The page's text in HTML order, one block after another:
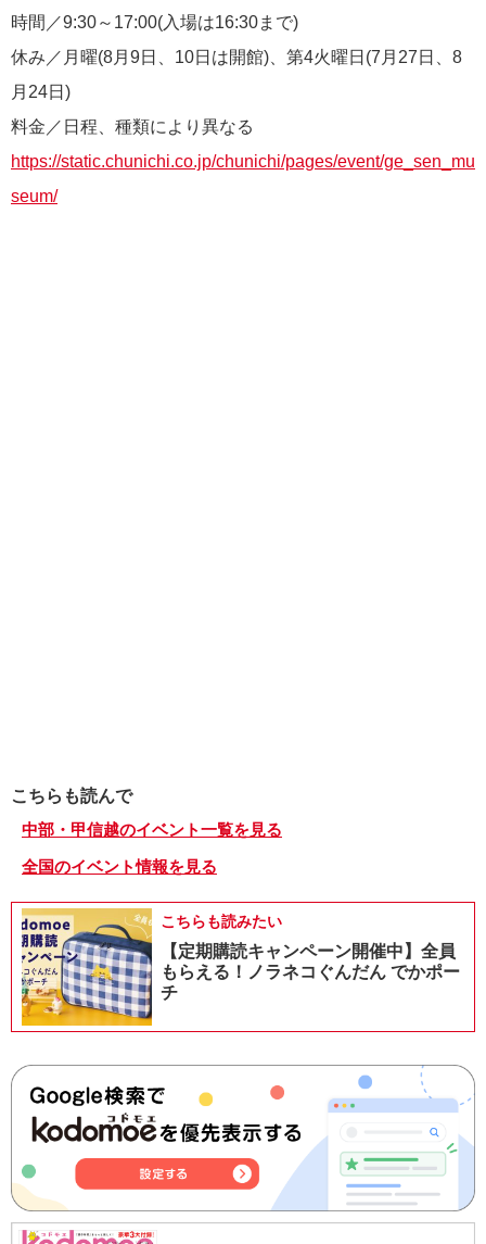
時間／9:30～17:00(入場は16:30まで)
休み／月曜(8月9日、10日は開館)、第4火曜日(7月27日、8
月24日)
料金／日程、種類により異なる
https://static.chunichi.co.jp/chunichi/pages/event/ge_sen_mu
seum/
こちらも読んで
中部・甲信越のイベント一覧を見る
全国のイベント情報を見る
こちらも読みたい
【定期購読キャンペーン開催中】全員
もらえる！ノラネコぐんだん でかポー
チ